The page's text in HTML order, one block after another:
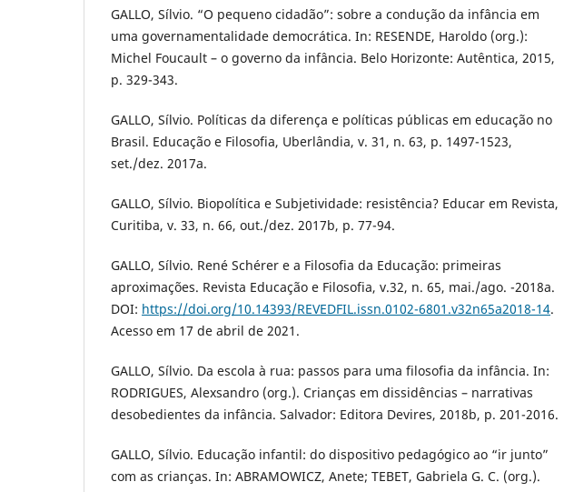
GALLO, Sílvio. “O pequeno cidadão”: sobre a condução da infância em
uma governamentalidade democrática. In: RESENDE, Haroldo (org.):
Michel Foucault – o governo da infância. Belo Horizonte: Autêntica, 2015,
p. 329-343.
GALLO, Sílvio. Políticas da diferença e políticas públicas em educação no
Brasil. Educação e Filosofia, Uberlândia, v. 31, n. 63, p. 1497-1523,
set./dez. 2017a.
GALLO, Sílvio. Biopolítica e Subjetividade: resistência? Educar em Revista,
Curitiba, v. 33, n. 66, out./dez. 2017b, p. 77-94.
GALLO, Sílvio. René Schérer e a Filosofia da Educação: primeiras
aproximações. Revista Educação e Filosofia, v.32, n. 65, mai./ago. -2018a.
DOI: https://doi.org/10.14393/REVEDFIL.issn.0102-6801.v32n65a2018-14.
Acesso em 17 de abril de 2021.
GALLO, Sílvio. Da escola à rua: passos para uma filosofia da infância. In:
RODRIGUES, Alexsandro (org.). Crianças em dissidências – narrativas
desobedientes da infância. Salvador: Editora Devires, 2018b, p. 201-2016.
GALLO, Sílvio. Educação infantil: do dispositivo pedagógico ao “ir junto”
com as crianças. In: ABRAMOWICZ, Anete; TEBET, Gabriela G. C. (org.).